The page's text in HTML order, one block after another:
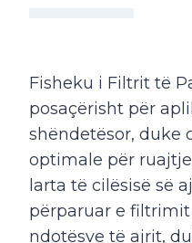
Fisheku i Filtrit të
posaçërisht për
shëndetësor, duke
optimale për
larta të cilësisë së
përparuar e
ndotësve të ajrit,